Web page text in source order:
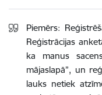
Piemērs:
Reģistrācijas
ka manus
mājaslapā”, un
lauks netiek